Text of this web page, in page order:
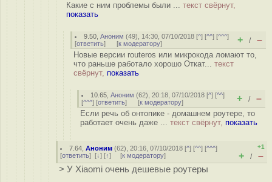
Какие с ним проблемы были ... текст свёрнут,
показать
9.50 ,Аноним (49), 14:30, 07/10/2018 [^] [^^] [^^^]
[ответить] [к модератору] + / –
Новые версии routeros или микрокода ломают то,
что раньше работало хорошо Откат... текст
свёрнут, показать
10.65 ,Аноним (62), 20:18, 07/10/2018 [^] [^^]
[^^^] [ответить] [к модератору] + / –
Если речь об онтопике - домашнем роутере, то
работает очень даже ... текст свёрнут, показать
7.64 ,Аноним (62), 20:16, 07/10/2018 [^] [^^] [^^^]
[ответить] [↓] [↑] [к модератору]
+1
+ / –
> У Xiaomi очень дешевые роутеры